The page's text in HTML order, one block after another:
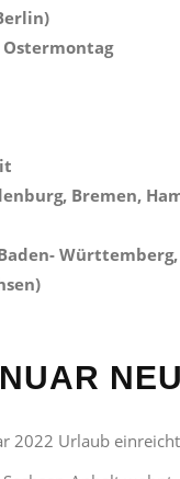
Bremen,
2022 Urlaub